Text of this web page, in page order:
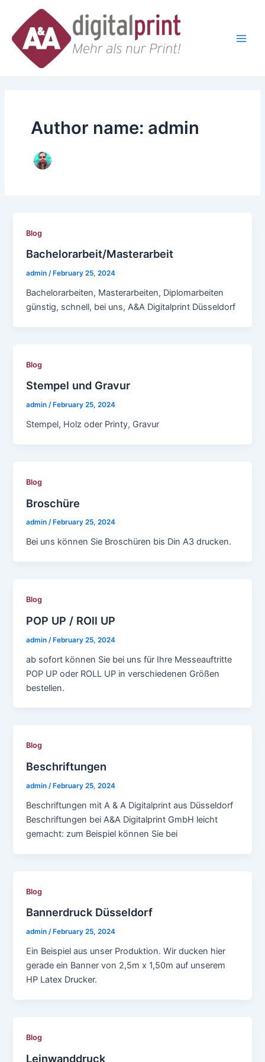
content
Author name: admin
Blog
Bachelorarbeit/Masterarbeit
admin/ February 25, 2024
Bachelorarbeiten, Masterarbeiten, Diplomarbeiten
günstig, schnell, bei uns, A&A Digitalprint Düsseldorf
Blog
Stempel und Gravur
admin/ February 25, 2024
Stempel, Holz oder Printy, Gravur
Blog
Broschüre
admin/ February 25, 2024
Bei uns können Sie Broschüren bis Din A3 drucken.
Blog
POP UP / ROll UP
admin /February 25, 2024
ab sofort können Sie bei uns für Ihre Messeauftritte
POP UP oder ROLL UP in verschiedenen Größen
bestellen.
Blog
Beschriftungen
admin/February 25, 2024
Beschriftungen mit A & A Digitalprint aus Düsseldorf
Beschriftungen bei A&A Digitalprint GmbH leicht
gemacht: zum Beispiel können Sie bei
Blog
Bannerdruck Düsseldorf
admin/ February 25, 2024
Ein Beispiel aus unser Produktion. Wir ducken hier
gerade ein Banner von 2,5m x 1,50m auf unserem
HP Latex Drucker.
Blog
Leinwanddruck